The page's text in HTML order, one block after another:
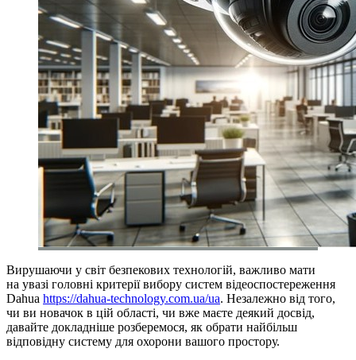
Вирушаючи у світ безпекових технологій, важливо мати
на увазі головні критерії вибору систем відеоспостереження
Dahua https://dahua-technology.com.ua/ua. Незалежно від того,
чи ви новачок в цій області, чи вже маєте деякий досвід,
давайте докладніше розберемося, як обрати найбільш
відповідну систему для охорони вашого простору.